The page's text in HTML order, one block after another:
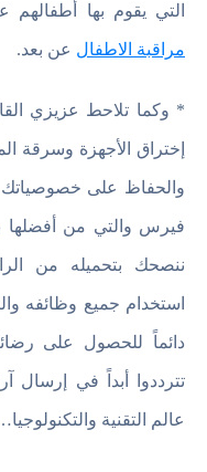
التي يقوم بها
مراقبة الاطفال عن بعد.
* وكما تلاحط عزيزي
إختراق الأجهزة وسرقة
والحفاظ على خصوصياتك
ننصحك بتحميله من
استخدام جميع وظائفه
دائماً للحصول على
تترددوا أبداً في
عالم التقنية